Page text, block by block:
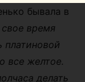
бывала в
время
платиновой
все желтое.
делать